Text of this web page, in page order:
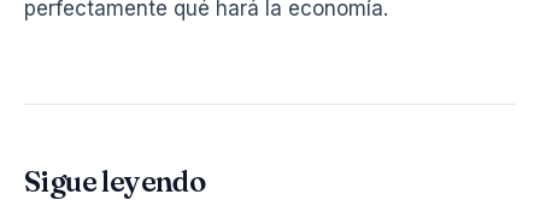
perfectamente qué hará la economía.
Sigue leyendo